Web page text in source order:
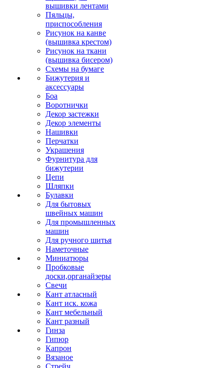
вышивки лентами
Пяльцы,
приспособления
Рисунок на канве
(вышивка крестом)
Рисунок на ткани
(вышивка бисером)
Схемы на бумаге
Бижутерия и
аксессуары
Боа
Воротнички
Декор застежки
Декор элементы
Нашивки
Перчатки
Украшения
Фурнитура для
бижутерии
Цепи
Шляпки
Булавки
Для бытовых
швейных машин
Для промышленных
машин
Для ручного шитья
Наметочные
Миниатюры
Пробковые
доски,органайзеры
Свечи
Кант атласный
Кант иск. кожа
Кант мебельный
Кант разный
Гинза
Гипюр
Капрон
Вязаное
Стрейч